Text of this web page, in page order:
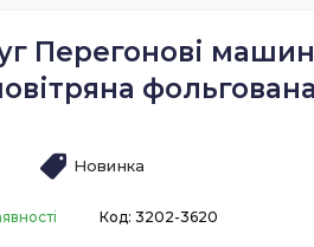
Перегонові
фольгована
Новинка
Код: 3202-3620